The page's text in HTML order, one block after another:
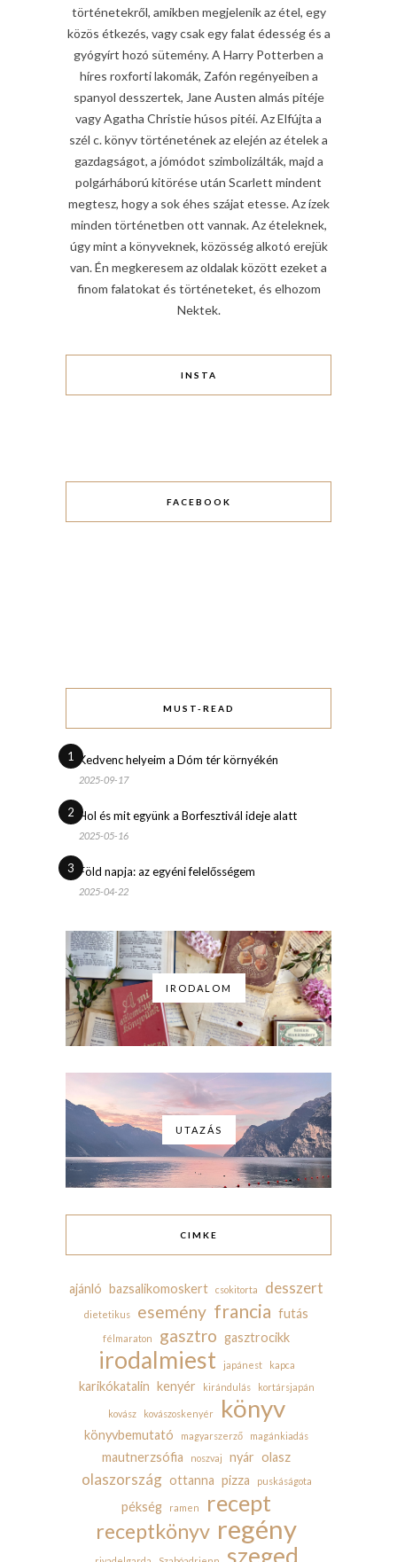
történetekről, amikben megjelenik az étel, egy
közös étkezés, vagy csak egy falat édesség és a
gyógyírt hozó sütemény. A Harry Potterben a
híres roxforti lakomák, Zafón regényeiben a
spanyol desszertek, Jane Austen almás pitéje
vagy Agatha Christie húsos pitéi. Az Elfújta a
szél c. könyv történetének az elején az ételek a
gazdagságot, a jómódot szimbolizálták, majd a
polgárháború kitörése után Scarlett mindent
megtesz, hogy a sok éhes szájat etesse. Az ízek
minden történetben ott vannak. Az ételeknek,
úgy mint a könyveknek, közösség alkotó erejük
van. Én megkeresem az oldalak között ezeket a
finom falatokat és történeteket, és elhozom
Nektek.
INSTA
FACEBOOK
MUST-READ
1 Kedvenc helyeim a Dóm tér környékén
2025-09-17
2 Hol és mit együnk a Borfesztivál ideje alatt
2025-05-16
3 Föld napja: az egyéni felelősségem
2025-04-22
IRODALOM
UTAZÁS
CIMKE
ajánló bazsalikomoskert csokitorta desszert
dietetikus esemény francia futás
félmaraton gasztro gasztrocikk
irodalmiest japánest kapca
karikókatalin kenyér kirándulás kortársjapán
kovász kovászoskenyér könyv
könyvbemutató magyarszerző magánkiadás
mautnerzsófia noszvaj nyár olasz
olaszország ottanna pizza puskáságota
pékség ramen recept
receptkönyv regény
szeged